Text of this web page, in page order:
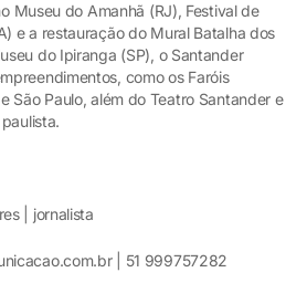
Museu do Amanhã (RJ), Festival de
e a restauração do Mural Batalha dos
do Ipiranga (SP), o Santander
como os Faróis
São Paulo, além do Teatro Santander e
| jornalista
| 51 999757282